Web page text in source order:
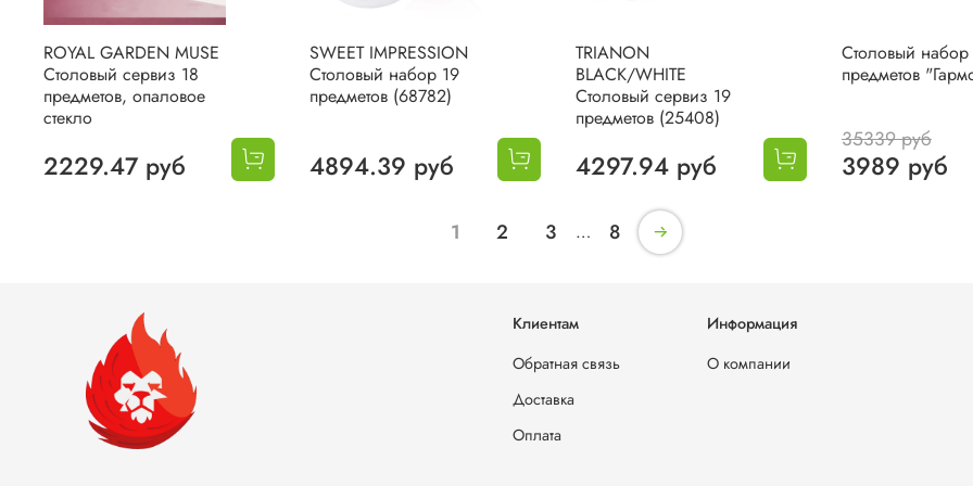
ROYAL GARDEN MUSE
Столовый сервиз 18
предметов, опаловое
стекло
2229.47 руб
SWEET IMPRESSION
Столовый набор 19
предметов (68782)
4894.39 руб
TRIANON
BLACK/WHITE
Столовый сервиз 19
предметов (25408)
4297.94 руб
Столовый набор
предметов
35339 руб
3989 руб
1 2 3 … 8
Клиентам
Обратная связь
Доставка
Оплата
Информация
О компании